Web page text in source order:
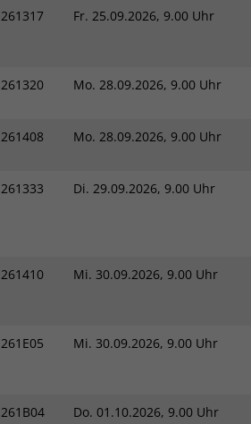
261317 Fr. 25.09.2026, 9.00 Uhr
261320 Mo. 28.09.2026, 9.00 Uhr
261408 Mo. 28.09.2026, 9.00 Uhr
261333 Di. 29.09.2026, 9.00 Uhr
261410 Mi. 30.09.2026, 9.00 Uhr
261E05 Mi. 30.09.2026, 9.00 Uhr
261B04 Do. 01.10.2026, 9.00 Uhr